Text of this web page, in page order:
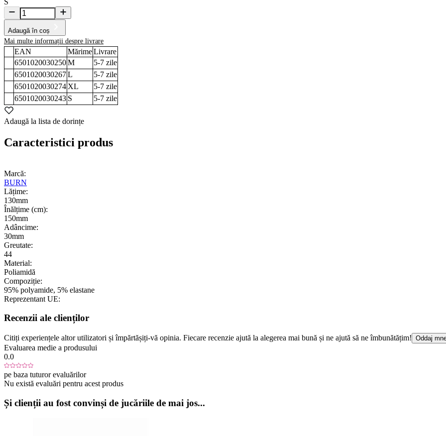
Adaugă în coș
Mai multe informații despre livrare
EAN MărimeLivrare
6501020030250M 5-7 zile
6501020030267L 5-7 zile
6501020030274 XL 5-7 zile
6501020030243 S 5-7 zile
Adaugă la lista de dorințe
Caracteristici produs
Marcă:
BURN
Lățime:
130mm
Înălțime (cm):
150mm
Adâncime:
30mm
Greutate:
44
Material:
Poliamidă
Compoziție:
95% polyamide, 5% elastane
Reprezentant UE:
Recenzii ale clienților
Citiți experiențele altor utilizatori și împărtășiți-vă opinia. Fiecare recenzie ajută la alegerea mai bună și ne ajută să ne îmbunătățim! Oddaj
Evaluarea medie a produsului
0.0
pe baza tuturor evaluărilor
Nu există evaluări pentru acest produs
Și clienții au fost convinși de jucăriile de mai jos...